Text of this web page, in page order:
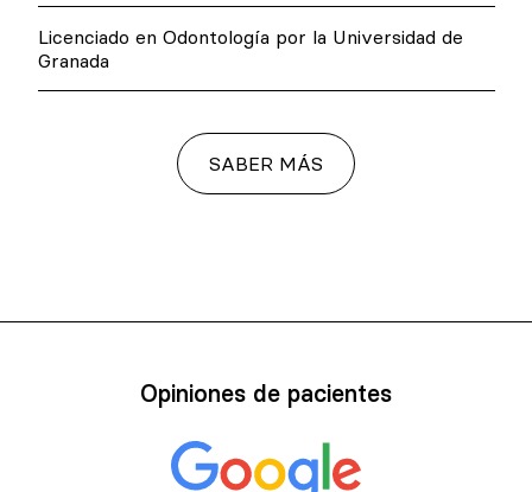
Licenciado en Odontología por la Universidad de
Granada
SABER MÁS
Opiniones de pacientes